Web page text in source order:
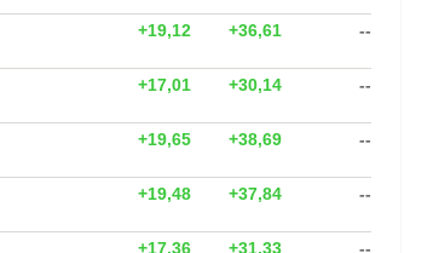
+19,12 +36,61 --
+17,01 +30,14 --
+19,65 +38,69 --
+19,48 +37,84 --
+17,36 +31,33 --